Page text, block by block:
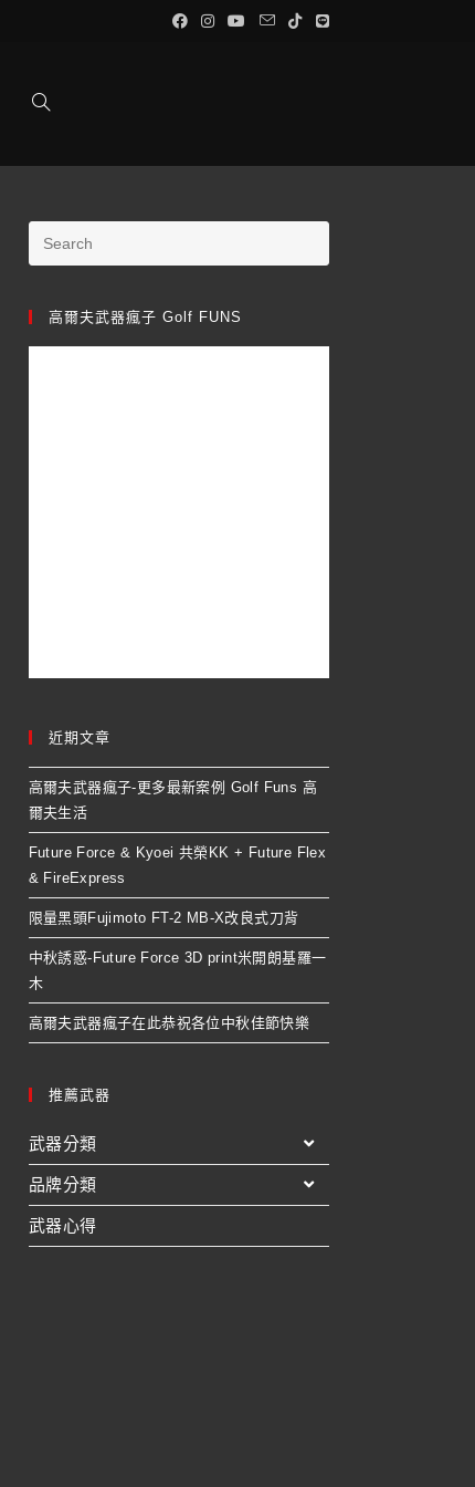
高爾夫武器瘋子 Golf FUNS
近期文章
高爾夫武器瘋子-更多最新案例 Golf Funs 高
爾夫生活
Future Force & Kyoei 共榮KK + Future Flex
& FireExpress
限量黑頭Fujimoto FT-2 MB-X改良式刀背
中秋誘惑-Future Force 3D print米開朗基羅一
木
高爾夫武器瘋子在此恭祝各位中秋佳節快樂
推薦武器
武器分類
品牌分類
武器心得